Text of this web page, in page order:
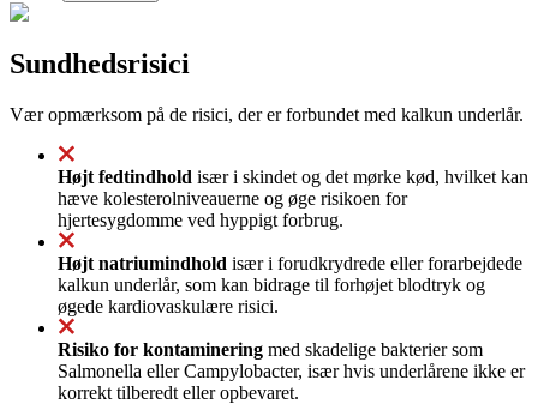
Sundhedsrisici
Vær opmærksom på de risici, der er forbundet med kalkun underlår.
Højt fedtindhold især i skindet og det mørke kød, hvilket kan
hæve kolesterolniveauerne og øge risikoen for
hjertesygdomme ved hyppigt forbrug.
Højt natriumindhold især i forudkrydrede eller forarbejdede
kalkun underlår, som kan bidrage til forhøjet blodtryk og
øgede kardiovaskulære risici.
Risiko for kontaminering med skadelige bakterier som
Salmonella eller Campylobacter, især hvis underlårene ikke er
korrekt tilberedt eller opbevaret.